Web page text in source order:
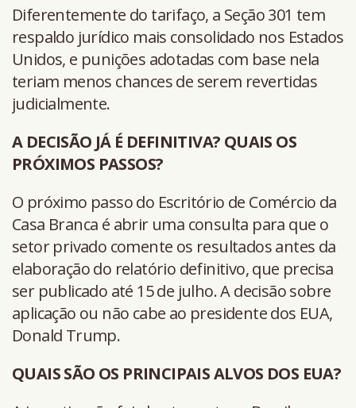
Diferentemente do tarifaço, a Seção 301 tem
respaldo jurídico mais consolidado nos Estados
Unidos, e punições adotadas com base nela
teriam menos chances de serem revertidas
judicialmente.
A DECISÃO JÁ É DEFINITIVA? QUAIS OS
PRÓXIMOS PASSOS?
O próximo passo do Escritório de Comércio da
Casa Branca é abrir uma consulta para que o
setor privado comente os resultados antes da
elaboração do relatório definitivo, que precisa
ser publicado até 15 de julho. A decisão sobre
aplicação ou não cabe ao presidente dos EUA,
Donald Trump.
QUAIS SÃO OS PRINCIPAIS ALVOS DOS EUA?